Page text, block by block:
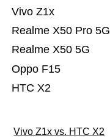
HTC X2
Oppo F15
Realme X50 5G
Realme X50 Pro 5G
Vivo Z1x
Vivo Z1x vs. HTC X2